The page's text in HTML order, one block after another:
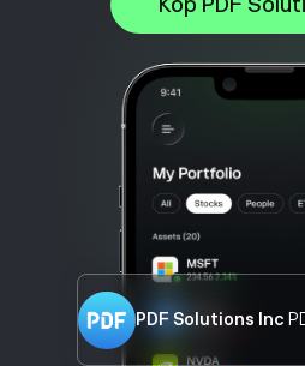
Köp PDF
PDF Solutions Inc